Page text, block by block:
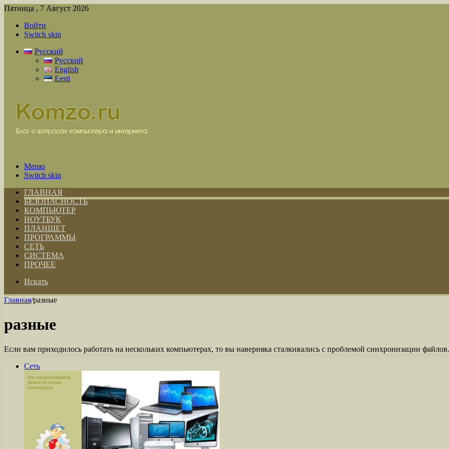
Пятница , 7 Август 2026
Войти
Switch skin
Русский
Русский
English
Eesti
Меню
Switch skin
ГЛАВНАЯ
БЕЗОПАСНОСТЬ
КОМПЬЮТЕР
НОУТБУК
ПЛАНШЕТ
ПРОГРАММЫ
СЕТЬ
СИСТЕМА
ПРОЧЕЕ
Искать
Главная/разные
разные
Если вам приходилось работать на нескольких компьютерах, то вы наверняка сталкивались с проблемой синхронизации файлов.
Сеть